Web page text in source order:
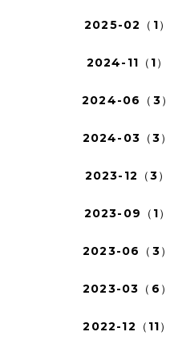
2025-02（1）
2024-11（1）
2024-06（3）
2024-03（3）
2023-12（3）
2023-09（1）
2023-06（3）
2023-03（6）
2022-12（11）